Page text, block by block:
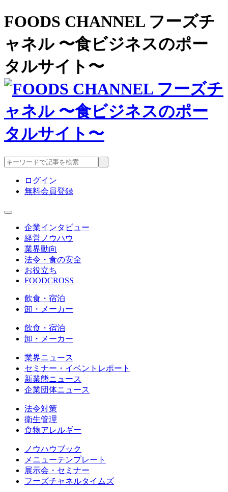
FOODS CHANNEL フーズチ
ャネル 〜食ビジネスのポー
タルサイト〜
ログイン
無料会員登録
企業インタビュー
経営ノウハウ
業界動向
法令・食の安全
お役立ち
FOODCROSS
飲食・宿泊
卸・メーカー
飲食・宿泊
卸・メーカー
業界ニュース
セミナー・イベントレポート
新業態ニュース
企業団体ニュース
法令対策
衛生管理
食物アレルギー
ノウハウブック
メニューテンプレート
展示会・セミナー
フーズチャネルタイムズ